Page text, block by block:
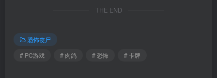
THE END
恐怖丧尸
# PC游戏
# 肉鸽 # 恐怖 # 卡牌